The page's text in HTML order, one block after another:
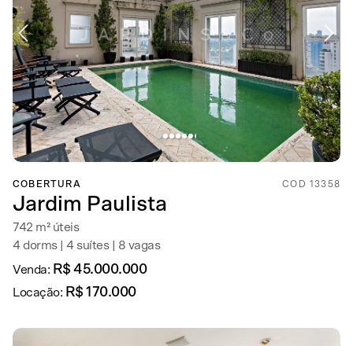
COBERTURA COD 13358
Jardim Paulista
742 m² úteis
4 dorms | 4 suítes | 8 vagas
Venda: R$ 45.000.000
Locação: R$ 170.000